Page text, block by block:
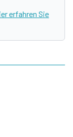
erfahren Sie